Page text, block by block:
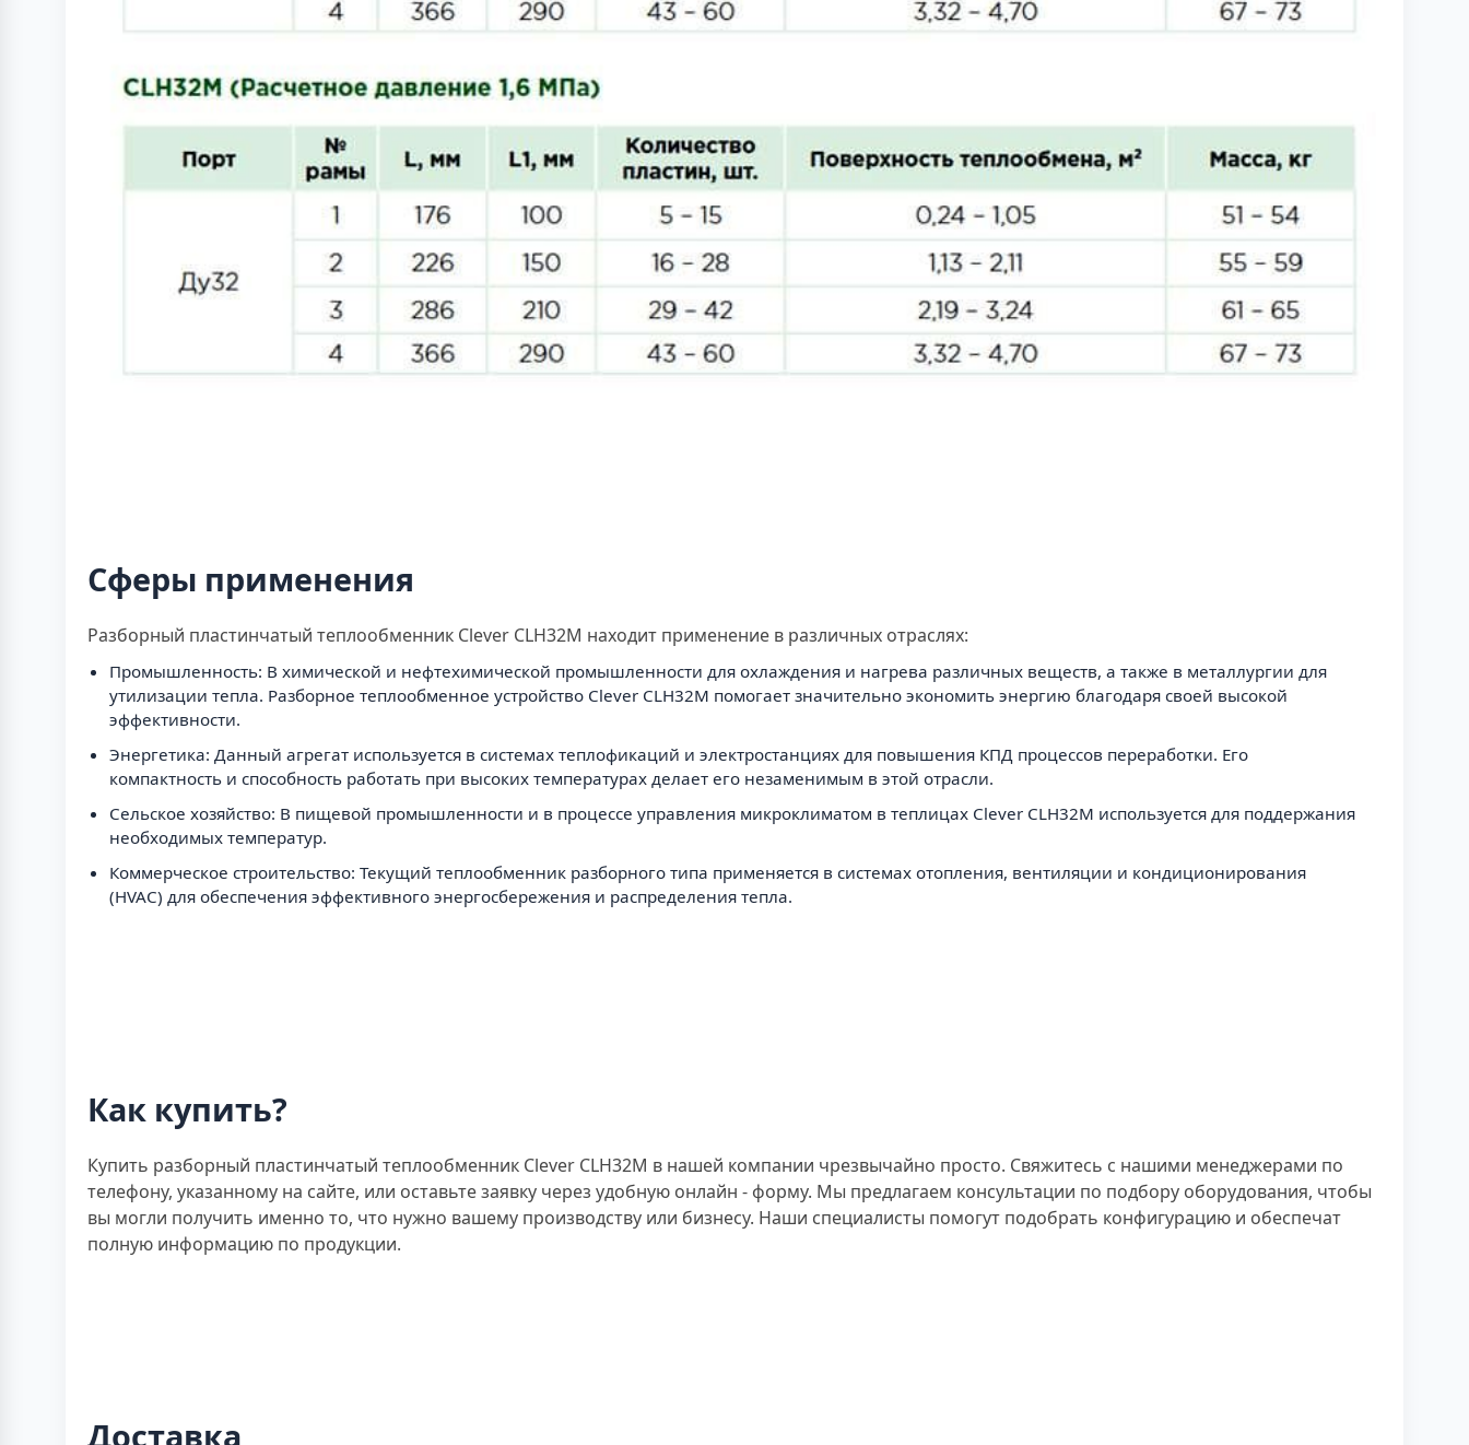
Сферы применения
Разборный пластинчатый теплообменник Clever CLH32M находит применение в различных отраслях:
Промышленность: В химической и нефтехимической промышленности для охлаждения и нагрева различных веществ, а также в металлургии для
утилизации тепла. Разборное теплообменное устройство Clever CLH32M помогает значительно экономить энергию благодаря своей высокой
эффективности.
Энергетика: Данный агрегат используется в системах теплофикаций и электростанциях для повышения КПД процессов переработки. Его
компактность и способность работать при высоких температурах делает его незаменимым в этой отрасли.
Сельское хозяйство: В пищевой промышленности и в процессе управления микроклиматом в теплицах Clever CLH32M используется для поддержания
необходимых температур.
Коммерческое строительство: Текущий теплообменник разборного типа применяется в системах отопления, вентиляции и кондиционирования
(HVAC) для обеспечения эффективного энергосбережения и распределения тепла.
Как купить?
Купить разборный пластинчатый теплообменник Clever CLH32M в нашей компании чрезвычайно просто. Свяжитесь с нашими менеджерами по
телефону, указанному на сайте, или оставьте заявку через удобную онлайн - форму. Мы предлагаем консультации по подбору оборудования, чтобы
вы могли получить именно то, что нужно вашему производству или бизнесу. Наши специалисты помогут подобрать конфигурацию и обеспечат
полную информацию по продукции.
Доставка